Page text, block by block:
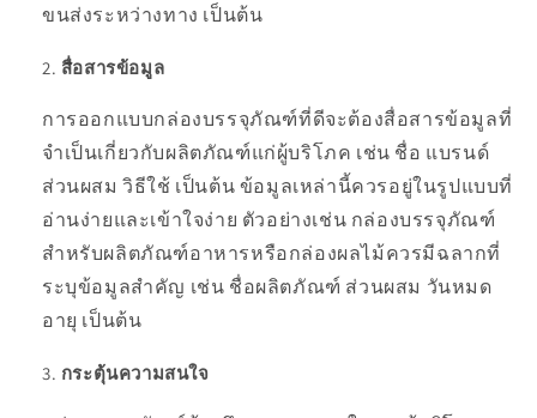
ขนส่งระหว่างทาง เป็นต้น
สื่อสารข้อมูล
การออกแบบกล่องบรรจุภัณฑ์ที่ดีจะต้องสื่อสารข้อมูลที่
จำเป็นเกี่ยวกับผลิตภัณฑ์แก่ผู้บริโภค เช่น ชื่อ แบรนด์
ส่วนผสม วิธีใช้ เป็นต้น ข้อมูลเหล่านี้ควรอยู่ในรูปแบบที่
อ่านง่ายและเข้าใจง่าย ตัวอย่างเช่น กล่องบรรจุภัณฑ์
สำหรับผลิตภัณฑ์อาหารหรือกล่องผลไม้ควรมีฉลากที่
ระบุข้อมูลสำคัญ เช่น ชื่อผลิตภัณฑ์ ส่วนผสม วันหมด
อายุ เป็นต้น
กระตุ้นความสนใจ